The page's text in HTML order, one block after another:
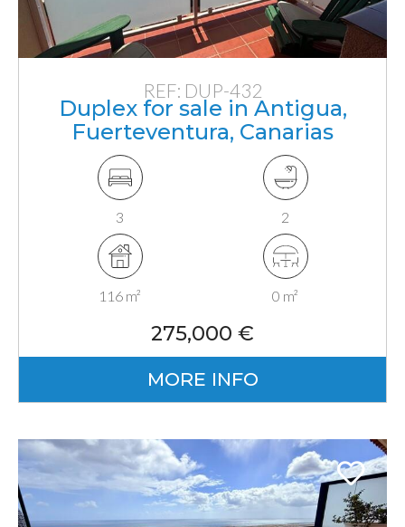
REF: DUP-432
Duplex for sale in Antigua,
Fuerteventura, Canarias
3 2
116 m² 0 m²
275,000 €
MORE INFO